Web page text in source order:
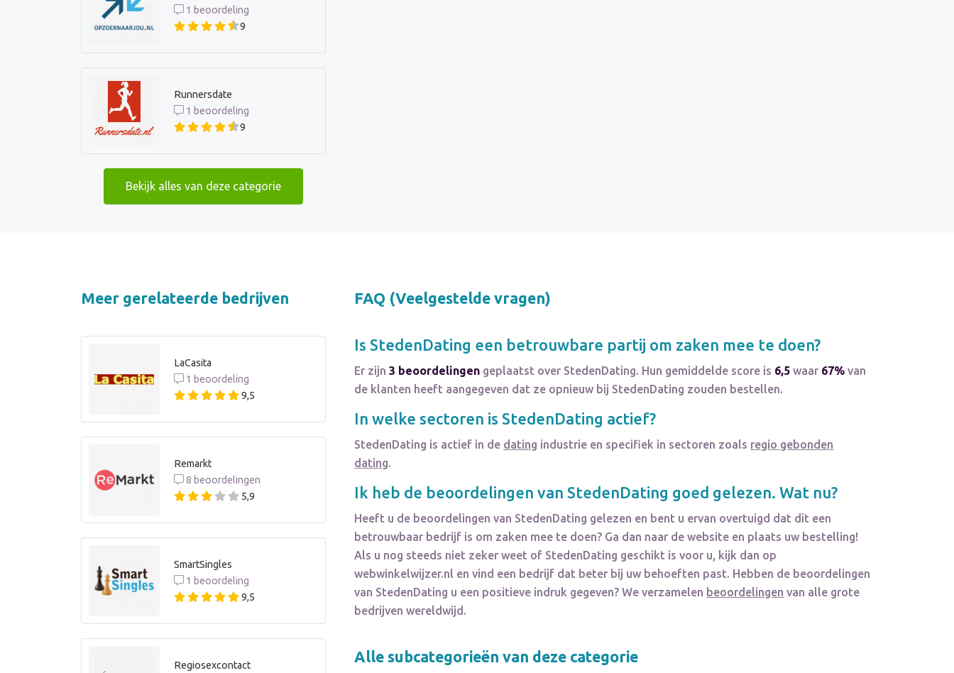
1 beoordeling
9
Runnersdate
1 beoordeling
9
Bekijk alles van deze categorie
Meer gerelateerde bedrijven
LaCasita
1 beoordeling
9,5
Remarkt
8 beoordelingen
5,9
SmartSingles
1 beoordeling
9,5
Regiosexcontact
FAQ (Veelgestelde vragen)
IsStedenDating een betrouwbare partij om zaken mee te doen?
Er zijn3 beoordelingen geplaatst over StedenDating. Hun gemiddelde score is 6,5 waar 67% van
de klanten heeft aangegeven dat ze opnieuw bij StedenDating zouden bestellen.
In welke sectoren isStedenDating actief?
StedenDating is actief in de dating industrie en specifiek in sectoren zoals regio gebonden
dating.
Ik heb de beoordelingen vanStedenDating goed gelezen. Wat nu?
Heeft u de beoordelingen van StedenDating gelezen en bent u ervan overtuigd dat dit een
betrouwbaar bedrijf is om zaken mee te doen? Ga dan naar de website en plaats uw bestelling!
Als u nog steeds niet zeker weet of StedenDating geschikt is voor u, kijk dan op
webwinkelwijzer.nl en vind een bedrijf dat beter bij uw behoeften past. Hebben de beoordelingen
van StedenDating u een positieve indruk gegeven? We verzamelen beoordelingen van alle grote
bedrijven wereldwijd.
Alle subcategorieën van deze categorie